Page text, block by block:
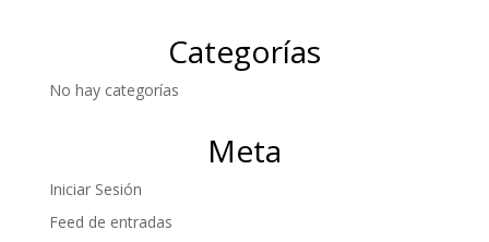
Categorías
No hay categorías
Meta
Iniciar Sesión
Feed de entradas